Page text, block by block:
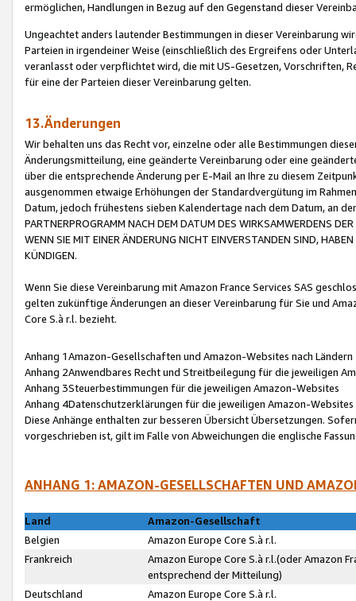
ermöglichen, Handlungen in Bezug auf den Gegenstand dieser
Ungeachtet anders lautender Bestimmungen in dieser Vereinbarung
Parteien in irgendeiner Weise (einschließlich des Ergreifens oder
veranlasst oder verpflichtet wird, die mit US-Gesetzen, Vorschriften,
für eine der Parteien dieser Vereinbarung gelten.
13.Änderungen
Wir behalten uns das Recht vor, einzelne oder alle Bestimmungen
Änderungsmitteilung, eine geänderte Vereinbarung oder eine
über die entsprechende Änderung per E-Mail an Ihre zu diesem
ausgenommen etwaige Erhöhungen der Standardvergütung im
Datum, jedoch frühestens sieben Kalendertage nach dem Datum, an
PARTNERPROGRAMM NACH DEM DATUM DES WIRKSAMWERDENS
WENN SIE MIT EINER ÄNDERUNG NICHT EINVERSTANDEN SIND,
KÜNDIGEN.
Wenn Sie diese Vereinbarung mit Amazon France Services SAS
gelten zukünftige Änderungen an dieser Vereinbarung für Sie und
Core S.à r.l. bezieht.
Anhang 1Amazon-Gesellschaften und Amazon-Websites nach Ländern
Anhang 2Anwendbares Recht und Streitbeilegung für die jeweiligen
Anhang 3Steuerbestimmungen für die jeweiligen Amazon-Websites
Anhang 4Datenschutzerklärungen für die jeweiligen Amazon-Websites
Diese Anhänge enthalten zur besseren Übersicht Übersetzungen.
vorgeschrieben ist, gilt im Falle von Abweichungen die englische
ANHANG 1: AMAZON-GESELLSCHAFTEN UND
Land
Amazon-Gesellschaft
Belgien
Amazon Europe Core S.à r.l.
Frankreich
Amazon Europe Core S.à r.l.(oder Amazon
entsprechend der Mitteilung)
Deutschland
Amazon Europe Core S.à r.l.